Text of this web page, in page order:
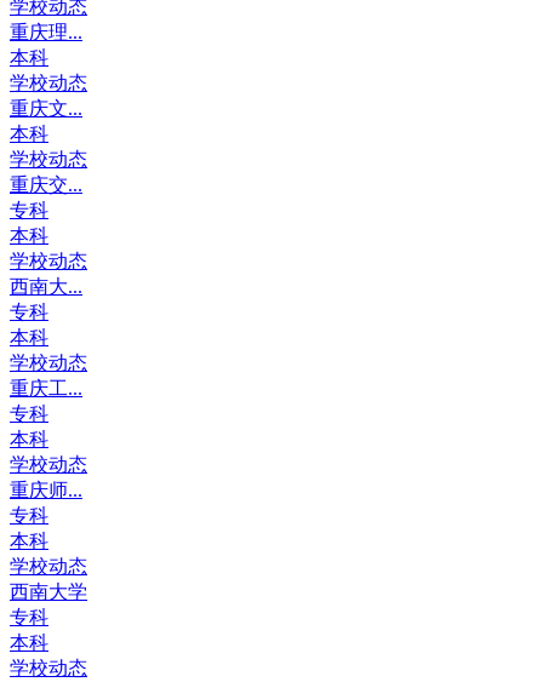
学校动态
重庆理...
本科
学校动态
重庆文...
本科
学校动态
重庆交...
专科
本科
学校动态
西南大...
专科
本科
学校动态
重庆工...
专科
本科
学校动态
重庆师...
专科
本科
学校动态
西南大学
专科
本科
学校动态